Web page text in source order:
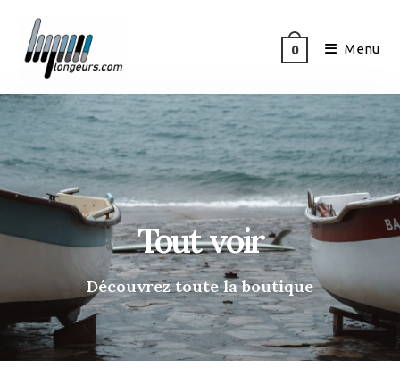
0 Menu
Tout voir
Découvrez toute la boutique